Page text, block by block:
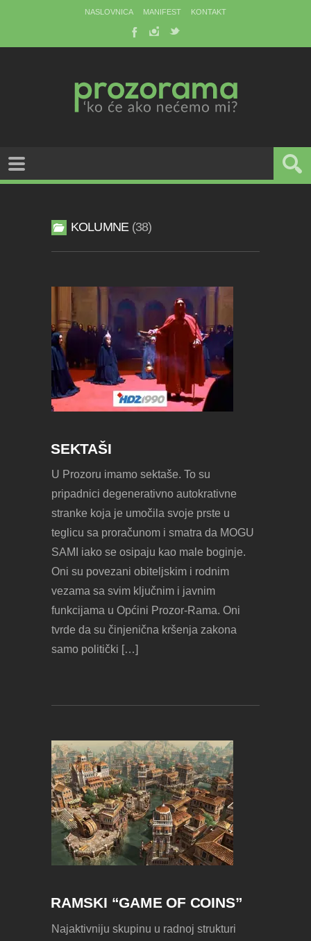
NASLOVNICA MANIFEST KONTAKT
KOLUMNE 38
SEKTAŠI
U Prozoru imamo sektaše. To su
pripadnici degenerativno autokrativne
stranke koja je umočila svoje prste u
teglicu sa proračunom i smatra da MOGU
SAMI iako se osipaju kao male boginje.
Oni su povezani obiteljskim i rodnim
vezama sa svim ključnim i javnim
funkcijama u Općini Prozor-Rama. Oni
tvrde da su činjenična kršenja zakona
samo politički […]
RAMSKI “GAME OF COINS”
Najaktivniju skupinu u radnoj strukturi